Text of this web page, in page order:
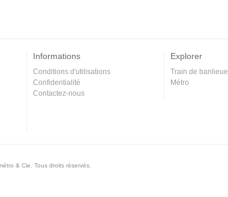
Informations
Conditions d'utilisations
Confidentialité
Contactez-nous
Explorer
Train de banlieue
Métro
& Cie. Tous droits réservés.